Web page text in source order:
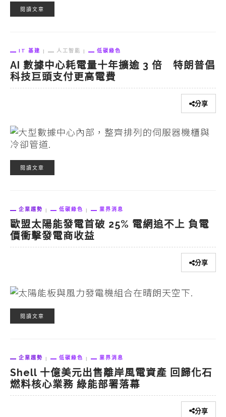
閱讀文章
IT 基建 人工智能 低碳綠色
AI 數據中心耗電量十年擴逾 3 倍 特朗普倡
科技巨頭支付更高電費
分享
閱讀文章
企業趨勢 低碳綠色 業界消息
歐盟太陽能發電首破 25% 電網追不上 負電
價衝擊發電商收益
分享
閱讀文章
企業趨勢 低碳綠色 業界消息
Shell 十億美元出售離岸風電資產 回歸化石
燃料核心業務 綠能部署落幕
分享